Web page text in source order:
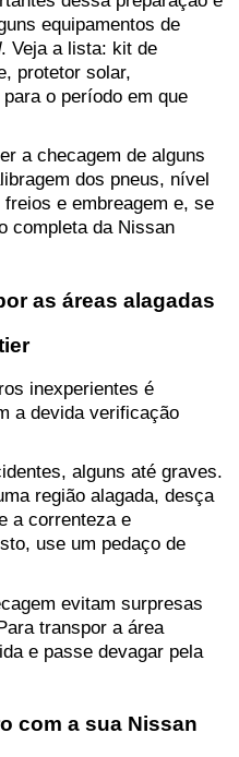
equipamentos de
. Veja a lista: kit de
protetor solar,
o período em que
a checagem de alguns
dos pneus, nível
e embreagem e, se
completa da Nissan
as áreas alagadas
inexperientes é
a devida verificação
alguns até graves.
região alagada, desça
a correnteza e
use um pedaço de
evitam surpresas
transpor a área
e passe devagar pela
com a sua Nissan